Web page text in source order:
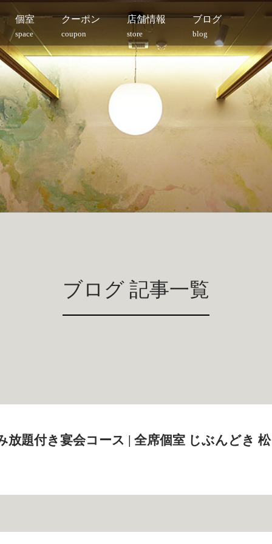
個室
space
クーポン
coupon
店舗情報
store
ブログ
blog
ブログ 記事一覧
放題付き宴会コース | 全席個室 じぶんどき 松